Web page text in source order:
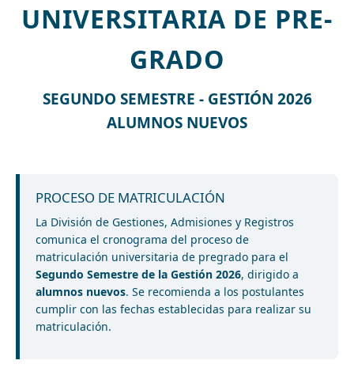
UNIVERSITARIA DE PRE-
GRADO
SEGUNDO SEMESTRE - GESTIÓN 2026
ALUMNOS NUEVOS
PROCESO DE MATRICULACIÓN
La División de Gestiones, Admisiones y Registros
comunica el cronograma del proceso de
matriculación universitaria de pregrado para el
Segundo Semestre de la Gestión 2026, dirigido a
alumnos nuevos. Se recomienda a los postulantes
cumplir con las fechas establecidas para realizar su
matriculación.